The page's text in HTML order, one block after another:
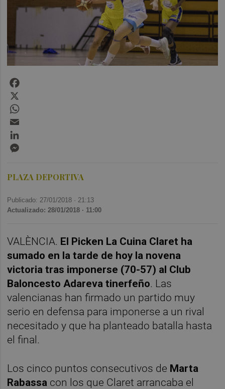
PLAZA DEPORTIVA
Publicado: 27/01/2018 · 21:13
Actualizado: 28/01/2018 · 11:00
VALÈNCIA. El Picken La Cuina Claret ha
sumado en la tarde de hoy la novena
victoria tras imponerse (70-57) al Club
Baloncesto Adareva tinerfeño. Las
valencianas han firmado un partido muy
serio en defensa para imponerse a un rival
necesitado y que ha planteado batalla hasta
el final.
Los cinco puntos consecutivos de Marta
Rabassa con los que Claret arrancaba el